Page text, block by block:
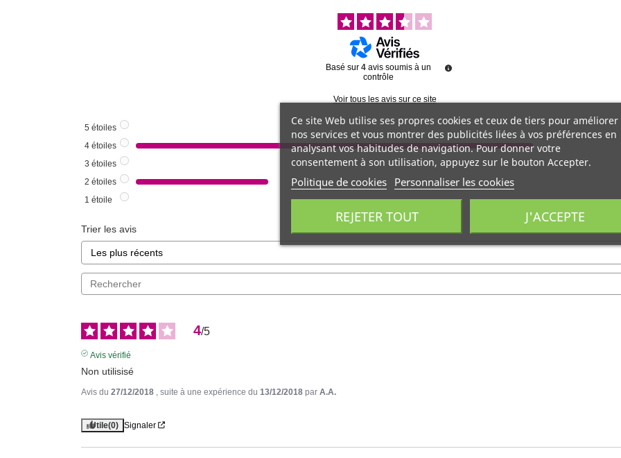
Basé sur4 avis soumis à un
contrôle
Voir tous les avis sur ce site
5 étoiles
4 étoiles
3 étoiles
2 étoiles
1 étoile
Trier les avis
4/5
Avis vérifié
Non utilisisé
Avis du 27/12/2018 , suite à une expérience du 13/12/2018 par A.A.
Utile(0) Signaler
Ce site Web utilise ses propres cookies et ceux de tiers pour améliorer
nos services et vous montrer des publicités liées à vos préférences en
analysant vos habitudes de navigation. Pour donner votre
consentement à son utilisation, appuyez sur le bouton Accepter.
Politique de cookies Personnaliser les cookies
REJETER TOUT J'ACCEPTE